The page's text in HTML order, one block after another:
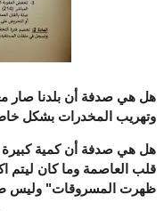
هل هي صدفة أن بلدنا صار
وتهريب المخدرات بشكل
هل هي صدفة أن كمية كبيرة
قلب العاصمة وما كان ليتم
ظهرت المسروقات" وليس